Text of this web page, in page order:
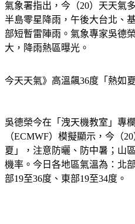
氣象署指出，今（20）天天氣
半島零星降雨，午後大台北、
部短暫雷陣雨。氣象專家吳德
大，降雨熱區曝光。
今天天氣》高溫飆36度「熱如
吳德榮今在「洩天機教室」專
（ECMWF）模擬顯示，今（
夏」，注意防曬、防中暑；山
機率。今日各地區氣溫為：北
部19至36度、東部19至34度。